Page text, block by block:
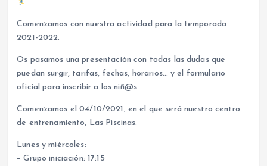
Comenzamos con nuestra actividad para la temporada
2021-2022.
Os pasamos una presentación con todas las dudas que
puedan surgir, tarifas, fechas, horarios… y el formulario
oficial para inscribir a los niñ@s.
Comenzamos el 04/10/2021, en el que será nuestro centro
de entrenamiento, Las Piscinas.
Lunes y miércoles:
– Grupo iniciación: 17:15